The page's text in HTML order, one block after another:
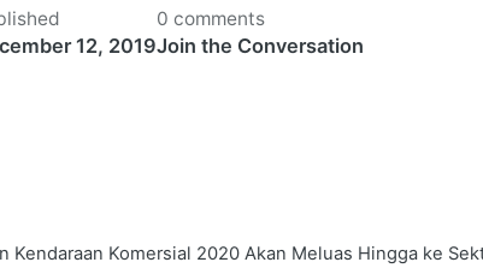
12, 2019
0 comments
Join the Conversation
Kendaraan Komersial 2020 Akan Meluas Hingga ke